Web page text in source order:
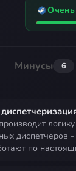
Минусы 6
диспетчеров -
по